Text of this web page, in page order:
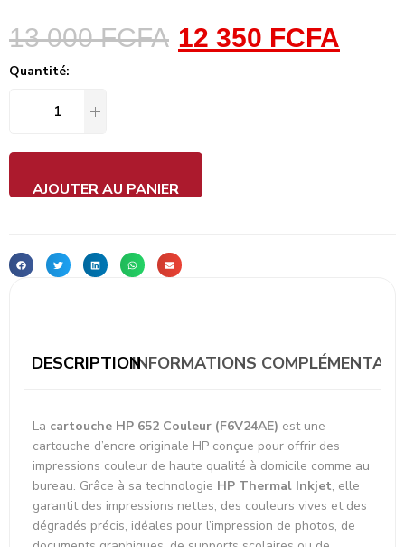
13 000FCFA 12 350 FCFA
Quantité:
AJOUTER AU PANIER
DESCRIPTIONINFORMATIONS
La cartouche HP 652 Couleur (F6V24AE) est une
cartouche d’encre originale HP conçue pour offrir des
impressions couleur de haute qualité à domicile comme au
bureau. Grâce à sa technologie HP Thermal Inkjet, elle
garantit des impressions nettes, des couleurs vives et des
dégradés précis, idéales pour l’impression de photos, de